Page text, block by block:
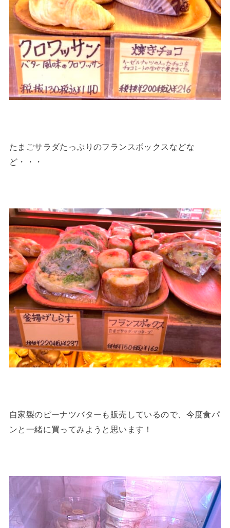
たまごサラダたっぷりのフランスボックスなどな
ど・・・
自家製のピーナツバターも販売しているので、今度食パ
ンと一緒に買ってみようと思います！